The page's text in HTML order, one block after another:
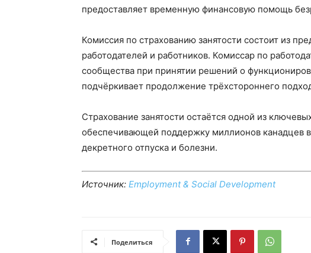
предоставляет временную финансовую помощь
Комиссия по страхованию занятости состоит из
работодателей и работников. Комиссар по
сообщества при принятии решений о
подчёркивает продолжение трёхстороннего
Страхование занятости остаётся одной из
обеспечивающей поддержку миллионов канадцев
декретного отпуска и болезни.
Источник: Employment & Social Development
Поделиться